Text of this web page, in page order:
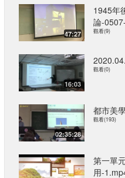
47:27
1945年
論-
觀看(9)
16:03
觀看(0)
02:35:28
都市美
觀看(193)
第一單
用-